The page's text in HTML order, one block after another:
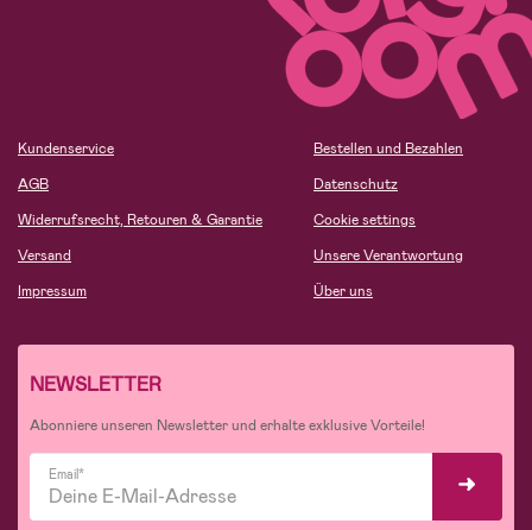
Kundenservice
AGB
Widerrufsrecht, Retouren & Garantie
Versand
Impressum
Bestellen und Bezahlen
Datenschutz
Cookie settings
Unsere Verantwortung
Über uns
NEWSLETTER
Abonniere unseren Newsletter und erhalte exklusive Vorteile!
Email*